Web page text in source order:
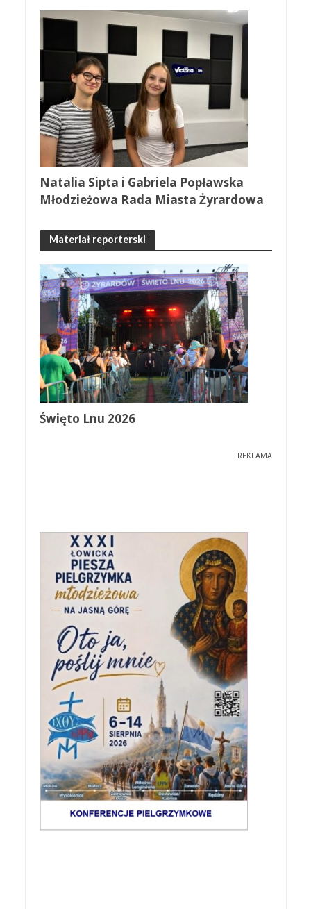
Natalia Sipta i Gabriela Popławska
Młodzieżowa Rada Miasta Żyrardowa
Materiał reporterski
Święto Lnu 2026
REKLAMA